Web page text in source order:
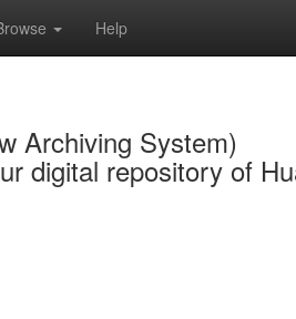
Help
Archiving System)
digital repository of